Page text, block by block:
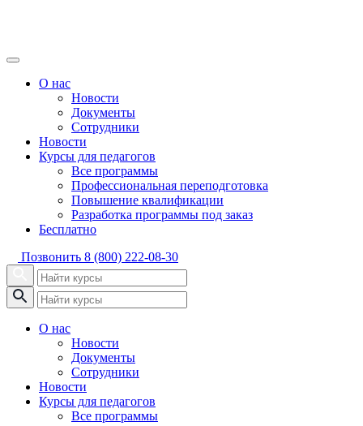
О нас
Новости
Документы
Сотрудники
Новости
Курсы для педагогов
Все программы
Профессиональная переподготовка
Повышение квалификации
Разработка программы под заказ
Бесплатно
Позвонить 8 (800) 222-08-30
О нас
Новости
Документы
Сотрудники
Новости
Курсы для педагогов
Все программы